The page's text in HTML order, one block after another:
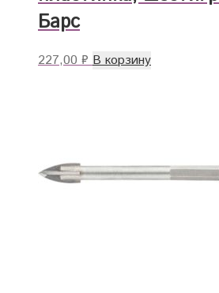
Барс
227,00₽ В корзину